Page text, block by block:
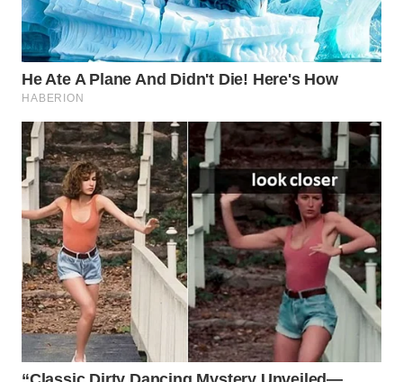
WN
BINTAN
WN
MANDALIKA
WN
LIKUPANG
WN
LABUANBAJO
WN
BORNEO
Wahana
Media